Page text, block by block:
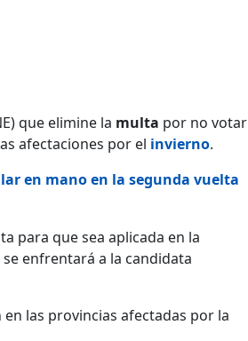
que elimine la multa por no votar
afectaciones por el invierno.
en mano en la segunda vuelta
para que sea aplicada en la
enfrentará a la candidata
las provincias afectadas por la